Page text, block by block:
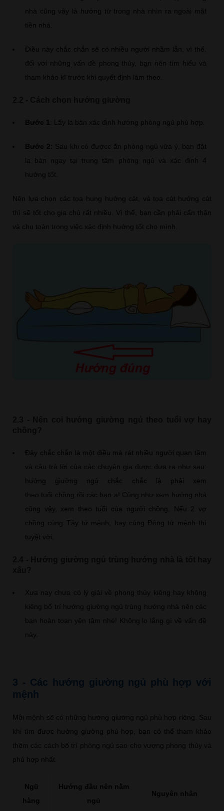
nhà cũng vậy là hướng từ trong nhà nhìn ra ngoài mặt
tiền nhà.
Điều này chắc chắn sẽ có nhiều người nhầm lẫn, vì thế,
đổi với những vấn đề phong thủy, bạn nên tìm hiểu và
tham khảo kĩ trước khi quyết định làm theo.
Bước 1 : Lấy la bàn xác định hướng phòng ngủ phù hợp.
Bước 2: Sau khi có đượcc ăn phòng ngủ vừa ý, bạn đặt
la bàn ngay tại trung tâm phòng ngủ và xác định 4
hướng tốt.
Nên lựa chọn các tọa hung hướng cát, và tọa cát hướng cát
thì sẽ tốt cho gia chủ rất nhiều. Vì thế, bạn cần phải cẩn thận
và chu toàn trong việc xác định hướng tốt cho mình.
Đây chắc chắn là một điều mà rát nhiều người quan tâm
và câu trả lời của các chuyên gia được đưa ra như sau:
hướng giường ngủ chắc chắc là phải xem
theo tuổi chồng rồi các bạn a! Cũng như xem hướng nhà
cũng vậy, xem theo tuổi của người chồng. Nếu 2 vợ
chồng cùng Tây tứ mệnh, hay cùng Đông tứ mệnh thì
tuyệt vời.
Xưa nay chưa có lý giải về phong thủy kiêng hay không
kiêng bố trí hướng giường ngủ trùng hướng nhà nên các
bạn hoàn toan yên tâm nhé! Không lo lắng gì về vấn đề
này.
3 - Các hướng giường ngủ phù hợp với
mệnh
Mỗi mệnh sẽ có những hướng giường ngủ phù hợp riêng. Sau
khi tìm được hướng giường phù hợp, bạn có thể tham khảo
thêm các cách bố trí phòng ngủ sao cho vượng phong thủy và
phù hợp nhất.
Ngũ
hàng
Hướng đầu nên nằm
ngủ
Nguyên nhân